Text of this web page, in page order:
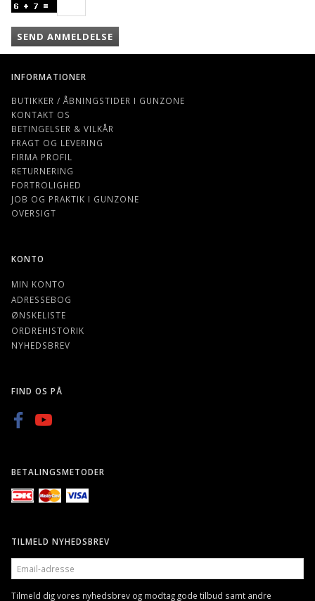
SEND ANMELDELSE
INFORMATIONER
BUTIKKER / ÅBNINGSTIDER I GUNZONE
KONTAKT OS
BETINGELSER & VILKÅR
FRAGT OG LEVERING
FIRMA PROFIL
RETURNERING
FORTROLIGHED
JOB OG PRAKTIK I GUNZONE
OVERSIGT
KONTO
MIN KONTO
ADRESSEBOG
ØNSKELISTE
ORDREHISTORIK
NYHEDSBREV
FIND OS PÅ
BETALINGSMETODER
TILMELD NYHEDSBREV
EMAIL-
ADRESSE
Tilmeld dig vores nyhedsbrev og modtag gode tilbud samt andre